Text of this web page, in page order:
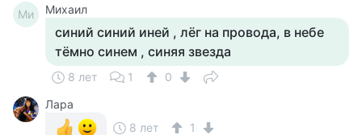
Ми Михаил
синий синий иней , лёг на провода, в небе
тёмно синем , синяя звезда
8 лет 1
0
Лара
8 лет
1